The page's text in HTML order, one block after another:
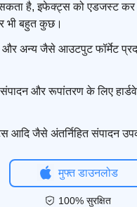
सकता है, इफेक्ट्स को एडजस्ट
भी बहुत कुछ।
अन्य जैसे आउटपुट फॉर्मेट
और रूपांतरण के लिए
आदि जैसे अंतर्निहित संपादन
मुफ्त डाउनलोड
100% सुरक्षित